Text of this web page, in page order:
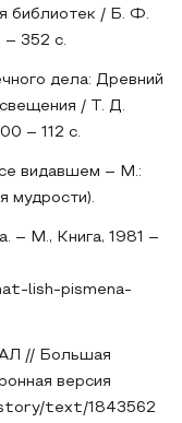
библиотек / Б. Ф.
– 352 с.
дела: Древний
/ Т. Д.
– 112 с.
видавшем – М.:
мудрости).
– М., Книга, 1981 –
lish-pismena-
// Большая
версия
text/1843562